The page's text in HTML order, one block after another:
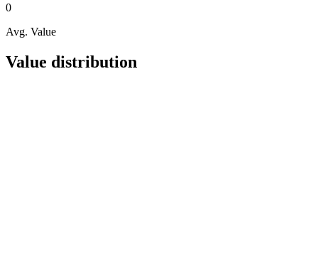
0
Avg. Value
Value distribution